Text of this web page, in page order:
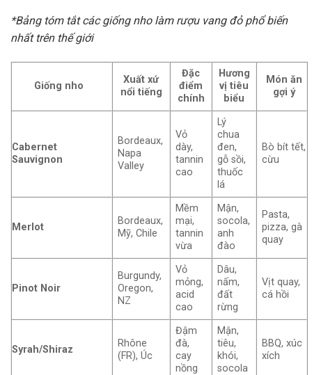
*Bảng tóm tắt các giống nho làm rượu vang đỏ phổ biến
nhất trên thế giới
Giống nho
Xuất xứ
nổi tiếng
Đặc
điểm
chính
Hương
vị tiêu
biểu
Món ăn
gợi ý
Cabernet
Sauvignon
Bordeaux,
Napa
Valley
Vỏ
dày,
tannin
cao
Lý
chua
đen,
gỗ sồi,
thuốc
lá
Bò bít tết,
cừu
Merlot
Bordeaux,
Mỹ, Chile
Mềm
mại,
tannin
vừa
Mận,
socola,
anh
đào
Pasta,
pizza, gà
quay
Pinot Noir
Burgundy,
Oregon,
NZ
Vỏ
mỏng,
acid
cao
Dâu,
nấm,
đất
rừng
Vịt quay,
cá hồi
Syrah/Shiraz
Rhône
(FR), Úc
Đậm
đà,
cay
nồng
Mận,
tiêu,
khói,
socola
BBQ, xúc
xích